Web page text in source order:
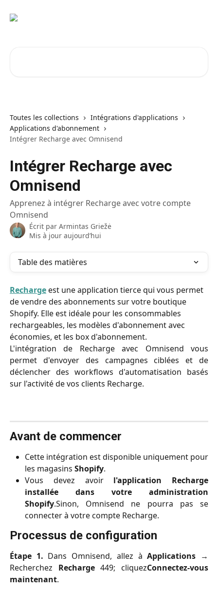
Toutes les collections
Intégrations d'applications
Applications d'abonnement
Intégrer Recharge avec Omnisend
Intégrer Recharge avec
Omnisend
Apprenez à intégrer Recharge avec votre compte
Omnisend
Écrit par Armintas Griežė
Mis à jour aujourd’hui
Table des matières
Recharge est une application tierce qui vous permet
de vendre des abonnements sur votre boutique
Shopify. Elle est idéale pour les consommables
rechargeables, les modèles d'abonnement avec
économies, et les box d'abonnement.
L'intégration de Recharge avec Omnisend vous
permet d'envoyer des campagnes ciblées et de
déclencher des workflows d'automatisation basés
sur l'activité de vos clients Recharge.
Avant de commencer
Cette intégration est disponible uniquement pour
les magasins Shopify.
Vous devez avoir l'application Recharge
installée dans votre administration
Shopify.Sinon, Omnisend ne pourra pas se
connecter à votre compte Recharge.
Processus de configuration
Étape 1. Dans Omnisend, allez àApplications →
Recherchez Recharge449; cliquezConnectez-vous
maintenant.